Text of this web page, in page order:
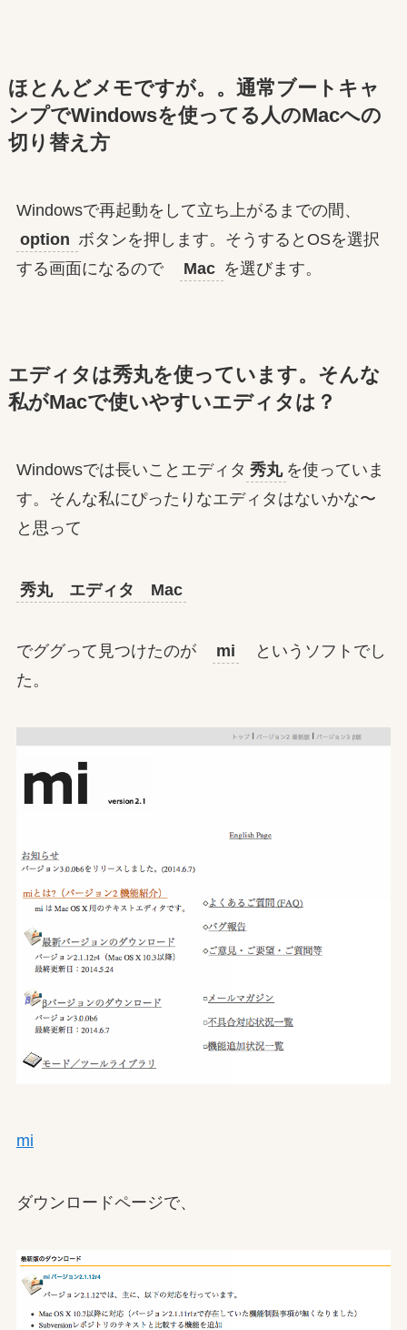
ほとんどメモですが。。通常ブートキャ
ンプでWindowsを使ってる人のMacへの
切り替え方
Windowsで再起動をして立ち上がるまでの間、
option ボタンを押します。そうするとOSを選択
する画面になるので
Mac を選びます。
エディタは秀丸を使っています。そんな
私がMacで使いやすいエディタは？
Windowsでは長いことエディタ 秀丸 を使っていま
す。そんな私にぴったりなエディタはないかな〜
と思って
秀丸 エディタ Mac
でググって見つけたのが mi
というソフトでし
た。
mi
ダウンロードページで、